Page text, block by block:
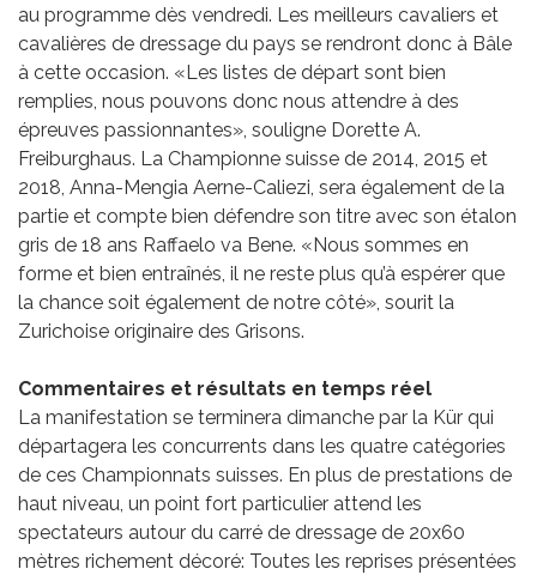
au programme dès vendredi. Les meilleurs cavaliers et
cavalières de dressage du pays se rendront donc à Bâle
à cette occasion. «Les listes de départ sont bien
remplies, nous pouvons donc nous attendre à des
épreuves passionnantes», souligne Dorette A.
Freiburghaus. La Championne suisse de 2014, 2015 et
2018, Anna-Mengia Aerne-Caliezi, sera également de la
partie et compte bien défendre son titre avec son étalon
gris de 18 ans Raffaelo va Bene. «Nous sommes en
forme et bien entraînés, il ne reste plus qu’à espérer que
la chance soit également de notre côté», sourit la
Zurichoise originaire des Grisons.
Commentaires et résultats en temps réel
La manifestation se terminera dimanche par la Kür qui
départagera les concurrents dans les quatre catégories
de ces Championnats suisses. En plus de prestations de
haut niveau, un point fort particulier attend les
spectateurs autour du carré de dressage de 20x60
mètres richement décoré: Toutes les reprises présentées